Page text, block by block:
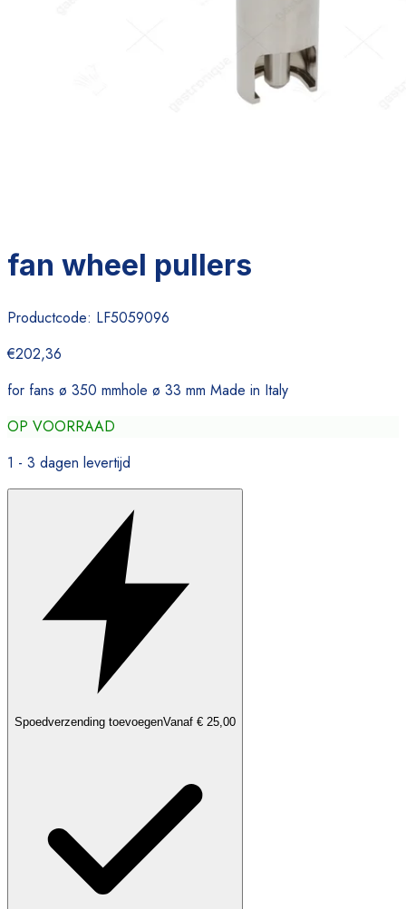
fan wheel pullers
Productcode: LF5059096
€202,36
for fans ø 350 mmhole ø 33 mm Made in Italy
OP VOORRAAD
1 - 3 dagen levertijd
Spoedverzending toevoegenVanaf € 25,00